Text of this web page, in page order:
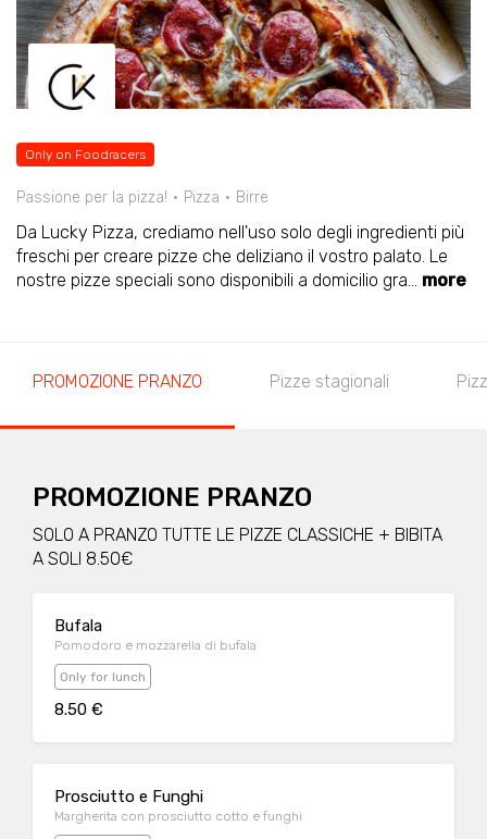
Only on Foodracers
Passione per la pizza! Pizza Birre
Da Lucky Pizza, crediamo nell'uso solo degli ingredienti più
freschi per creare pizze che deliziano il vostro palato. Le
nostre pizze speciali sono disponibili a domicilio gra... more
PROMOZIONE PRANZO Pizze stagionali
PROMOZIONE PRANZO
SOLO A PRANZO TUTTE LE PIZZE CLASSICHE + BIBITA
A SOLI 8.50€
Bufala
Pomodoro e mozzarella di bufala
Only for lunch
8.50 €
Prosciutto e Funghi
Margherita con prosciutto cotto e funghi